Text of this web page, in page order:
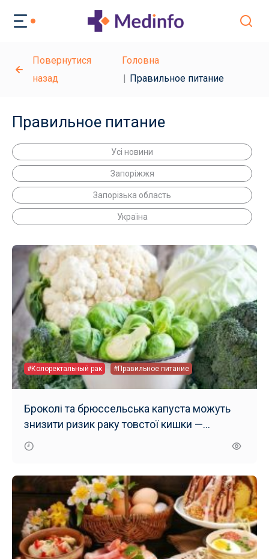
Повернутися
назад
Головна
Правильное питание
Правильное питание
Усі новини
Запоріжжя
Запорізька область
Україна
#Колоректальный рак #Правильное питание
Броколі та брюссельська капуста можуть
знизити ризик раку товстої кишки —
дослідження